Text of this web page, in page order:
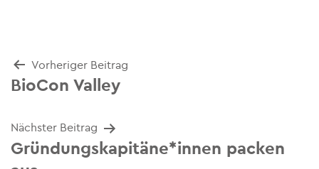
Beitrags-
Navigation
Vorheriger Beitrag
BioCon Valley
Nächster Beitrag
Gründungskapitäne*innen packen